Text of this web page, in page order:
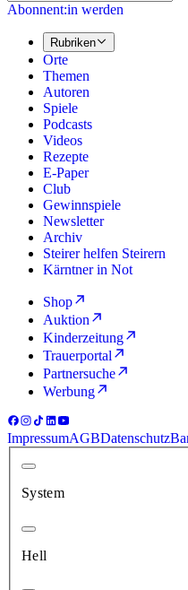
Abonnent:in werden
Rubriken
Orte
Themen
Autoren
Spiele
Podcasts
Videos
Rezepte
E-Paper
Club
Gewinnspiele
Newsletter
Archiv
Steirer helfen Steirern
Kärntner in Not
Shop
Auktion
Kinderzeitung
Trauerportal
Partnersuche
Werbung
ImpressumAGBDatenschutz
System
Hell